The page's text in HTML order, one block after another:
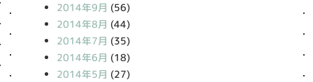
2014年9月 (56)
2014年8月 (44)
2014年7月 (35)
2014年6月 (18)
2014年5月 (27)